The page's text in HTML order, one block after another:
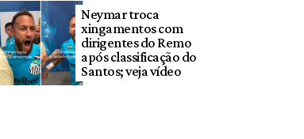
Neymar troca
xingamentos com
dirigentes do Remo
após classificação do
Santos; veja vídeo